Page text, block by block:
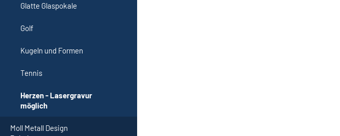
Glatte Glaspokale
Golf
Kugeln und Formen
Tennis
Herzen - Lasergravur
möglich
Moll Metall Design